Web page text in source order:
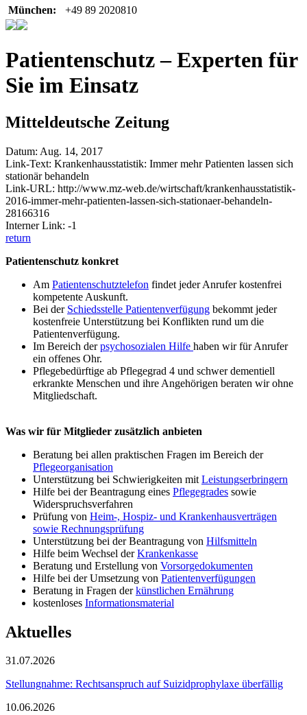
München:
+49 89 2020810
Patientenschutz – Experten für
Sie im Einsatz
Mitteldeutsche Zeitung
Datum: Aug. 14, 2017
Link-Text: Krankenhausstatistik: Immer mehr Patienten lassen sich
stationär behandeln
Link-URL: http://www.mz-web.de/wirtschaft/krankenhausstatistik-
2016-immer-mehr-patienten-lassen-sich-stationaer-behandeln-
28166316
Interner Link: -1
return
Patientenschutz konkret
Am Patientenschutztelefon findet jeder Anrufer kostenfrei
kompetente Auskunft.
Bei der Schiedsstelle Patientenverfügung bekommt jeder
kostenfreie Unterstützung bei Konflikten rund um die
Patientenverfügung.
Im Bereich derpsychosozialen Hilfe haben wir für Anrufer
ein offenes Ohr.
Pflegebedürftige ab Pflegegrad 4 und schwer dementiell
erkrankte Menschen und ihre Angehörigen beraten wir ohne
Mitgliedschaft.
Was wir für Mitglieder zusätzlich anbieten
Beratung bei allen praktischen Fragen im Bereich der
Pflegeorganisation
Unterstützung bei Schwierigkeiten mit Leistungserbringern
Hilfe bei der Beantragung eines Pflegegrades sowie
Widerspruchsverfahren
Prüfung von Heim-, Hospiz- und Krankenhausverträgen
sowie Rechnungsprüfung
Unterstützung bei der Beantragung von Hilfsmitteln
Hilfe beim Wechsel derKrankenkasse
Beratung und Erstellung von Vorsorgedokumenten
Hilfe bei der Umsetzung von Patientenverfügungen
Beratung in Fragen derkünstlichen Ernährung
kostenloses Informationsmaterial
Aktuelles
31.07.2026
Stellungnahme: Rechtsanspruch auf Suizidprophylaxe überfällig
10.06.2026